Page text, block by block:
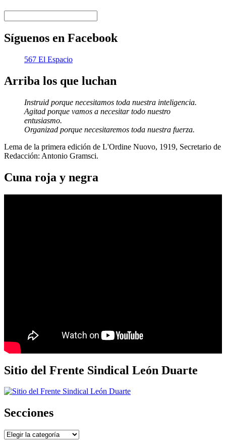
Síguenos en Facebook
567 El Espacio
Arriba los que luchan
Instruid porque necesitamos toda nuestra inteligencia.
Agitad porque vamos a necesitar todo nuestro
entusiasmo.
Organizad porque necesitaremos toda nuestra fuerza.
Lema de la primera edición de L'Ordine Nuovo, 1919, Secretario de
Redacción: Antonio Gramsci.
Cuna roja y negra
Sitio del Frente Sindical León Duarte
Secciones
Secciones